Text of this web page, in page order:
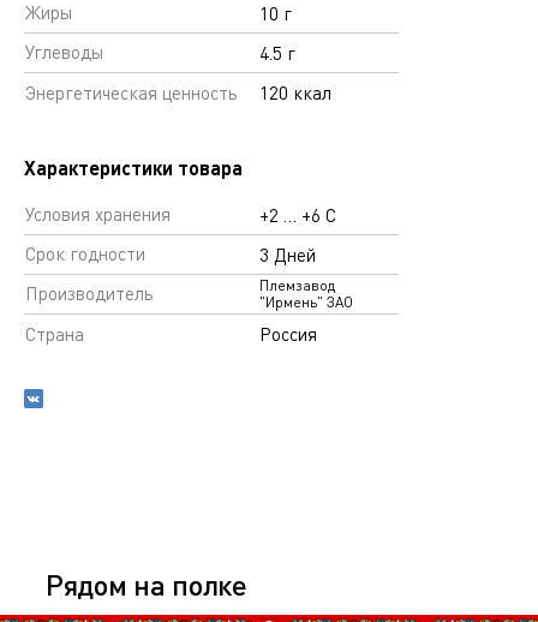
Жиры
10 г
Углеводы
4.5 г
Энергетическая ценность
120 ккал
Характеристики товара
Условия хранения
+2 … +6 С
Срок годности
3 Дней
Производитель
Племзавод
"Ирмень" ЗАО
Страна Россия
Рядом на полке